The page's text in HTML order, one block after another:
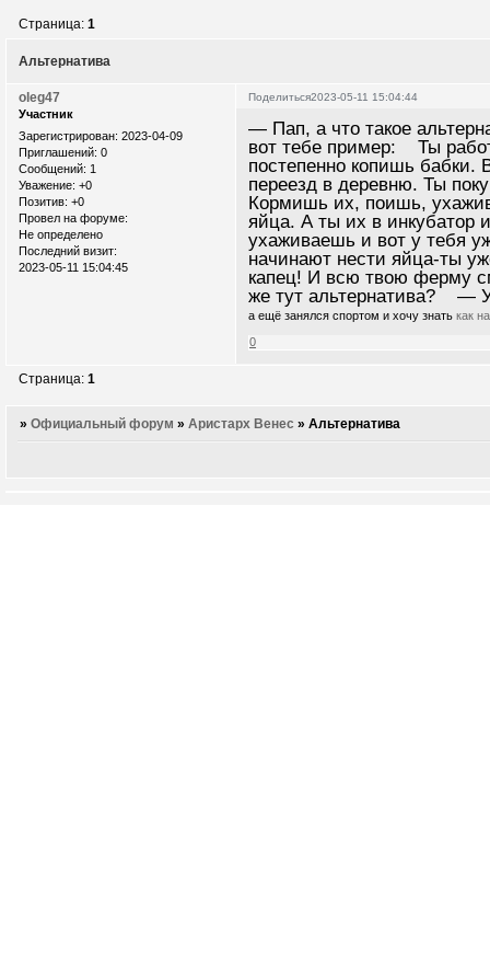
Альтернатива
Страница:1
Поделиться2023-05-11 15:04:44
oleg47
Участник
Зарегистрирован: 2023-04-09
Приглашений: 0
Сообщений: 1
Уважение: +0
Позитив: +0
Провел на форуме:
Не определено
Последний визит:
2023-05-11 15:04:45
— Пап, а что такое
вот тебе пример: Ты
постепенно копишь бабки.
переезд в деревню. Ты
Кормишь их, поишь,
яйца. А ты их в инкубатор
ухаживаешь и вот у тебя
начинают нести яйца-ты
капец! И всю твою ферму
же тут альтернатива? —
а ещё занялся спортом и хочу знатькак
0
Страница:1
»Официальный форум »Аристарх Венес »Альтернатива